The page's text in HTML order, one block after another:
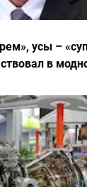
усы –
в